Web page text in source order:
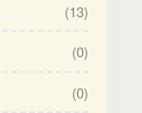
(13)
(0)
(0)